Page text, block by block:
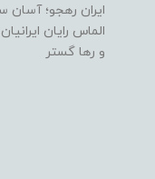
ایران رهجو؛ آسان
الماس رایان
و رها گستر